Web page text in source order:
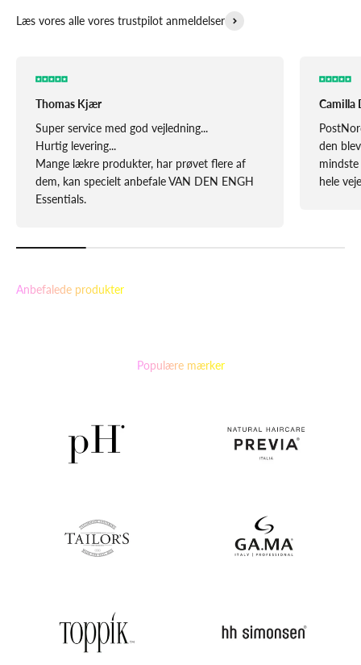
Læs vores alle vores trustpilot anmeldelser
Thomas Kjær
Super service med god vejledning...
Hurtig levering...
Mange lækre produkter, har prøvet flere af
dem, kan specielt anbefale VAN DEN ENGH
Essentials.
Camilla
den
hele
Anbefalede produkter
Populære mærker